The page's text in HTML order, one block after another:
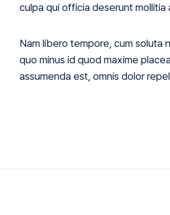
culpa qui officia deserunt mollitia
Nam libero tempore, cum soluta
quo minus id quod maxime
assumenda est, omnis dolor